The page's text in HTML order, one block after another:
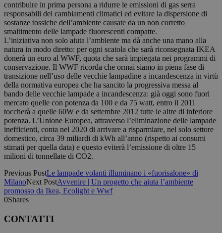
contribuire in prima persona a ridurre le emissioni di gas serra
responsabili dei cambiamenti climatici ed evitare la dispersione di
sostanze tossiche dell’ambiente causate da un non corretto
smaltimento delle lampade fluorescenti compatte.
L’iniziativa non solo aiuta l’ambiente ma dà anche una mano alla
natura in modo diretto: per ogni scatola che sarà riconsegnata IKEA
donerà un euro al WWF, quota che sarà impiegata nei programmi di
conservazione. Il WWF ricorda che ormai siamo in piena fase di
transizione nell’uso delle vecchie lampadine a incandescenza in virtù
della normativa europea che ha sancito la progressiva messa al
bando delle vecchie lampade a incandescenza: già oggi sono fuori
mercato quelle con potenza da 100 e da 75 watt, entro il 2011
toccherà a quelle 60W e da settembre 2012 tutte le altre di inferiore
potenza. L’Unione Europea, attraverso l’eliminazione delle lampade
inefficienti, conta nel 2020 di arrivare a risparmiare, nel solo settore
domestico, circa 39 miliardi di kWh all’anno (rispetto ai consumi
stimati per quella data) e questo eviterà l’emissione di oltre 15
milioni di tonnellate di CO2.
Previous PostLe lampade volanti illuminano i «fuorisalone» di
MilanoNext PostAvvenire | Un progetto che aiuta l’ambiente
promosso da Ikea, Ecolight e Wwf
0Shares
CONTATTI